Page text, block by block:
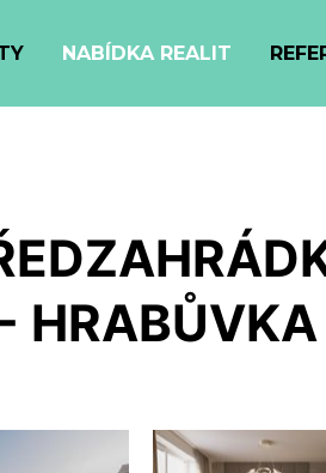
NABÍDKA REALIT
HRABŮVKA